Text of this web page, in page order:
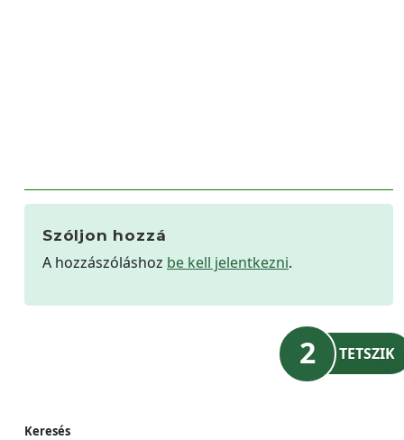
Szóljon hozzá
A hozzászóláshoz be kell jelentkezni.
2 TETSZIK
Keresés